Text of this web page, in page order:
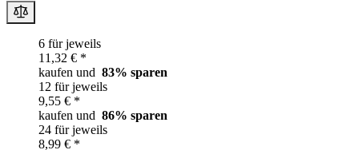
6 für jeweils
11,32 € *
kaufen und 83% sparen
12 für jeweils
9,55 € *
kaufen und 86% sparen
24 für jeweils
8,99 € *